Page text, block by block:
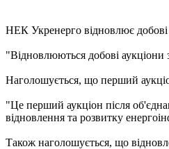
НЕК Укренерго відновлює добові
"Відновлюються добові аукціони
Наголошується, що перший
"Це перший аукціон після
відновлення та розвитку
Також наголошується, що